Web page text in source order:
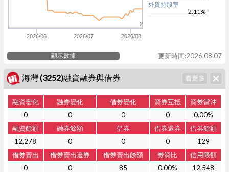
2026/06 2026/07 2026/08
2
外資持股率
2.11%
顯示數據 更新時間:2026.08.07
海灣 (3252)融資融券與借券
融資變化 融券變化 借券變化 資券互抵
資券當沖
0
0 0 0
0.00%
融資餘額
融券餘額 借券 借券還券
借券餘額
12,278
0 0 0
129
借券賣出
借券賣出還券 借券賣出餘額 券資比
信用限額
0
0 85 0.00% 12,548